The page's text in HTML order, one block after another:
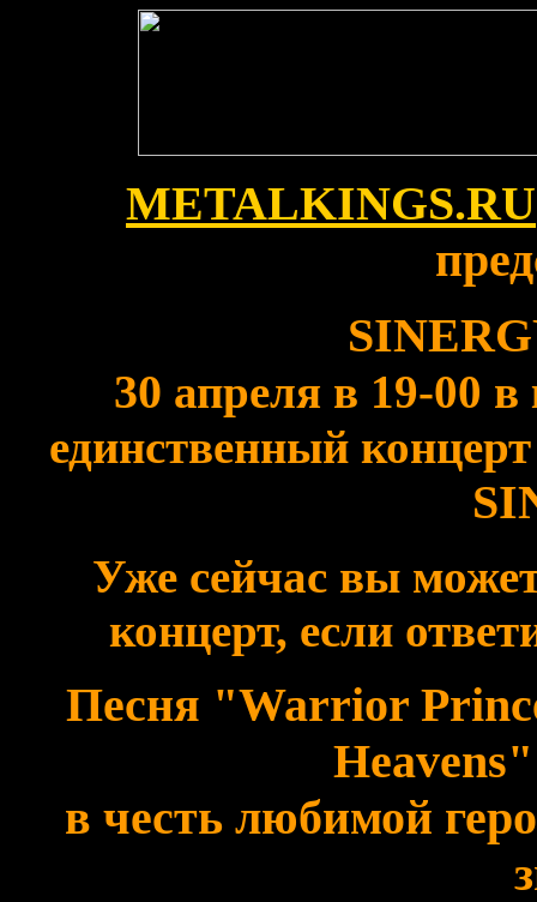
METALKINGS.RU
30 апреля в 19-00 в
единственный
Уже сейчас вы
концерт, если
Песня "Warrior
в честь любимой